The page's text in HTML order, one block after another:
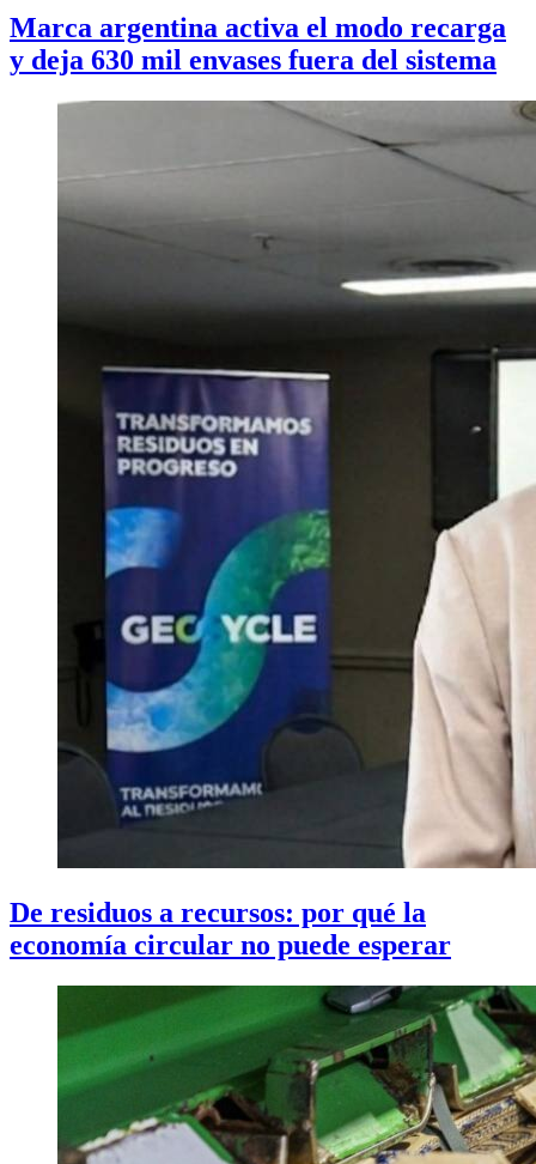
Marca argentina activa el modo recarga
y deja 630 mil envases fuera del sistema
De residuos a recursos: por qué la
economía circular no puede esperar